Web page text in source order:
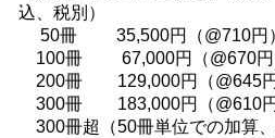
込、税別）
50冊 35,500円（@710円
100冊 67,000円（@670円
200冊 129,000円（@645円
300冊 183,000円（@610円
300冊超（50冊単位での加算、